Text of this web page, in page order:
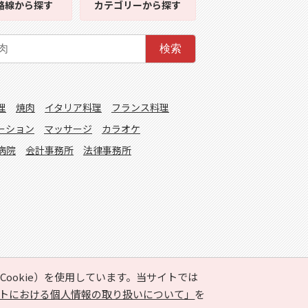
）を使用しています。当サイトでは
における個人情報の取り扱いについて」 を
線から探す カテゴリーから探す
検索
焼肉 イタリア料理
フランス料理
ション マッサージ
カラオケ
院 会計事務所 法律事務所